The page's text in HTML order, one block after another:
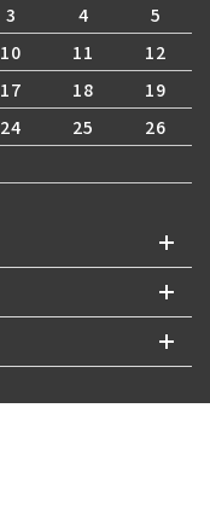
3 4
5
10 11
12
17 18
19
24 25
26